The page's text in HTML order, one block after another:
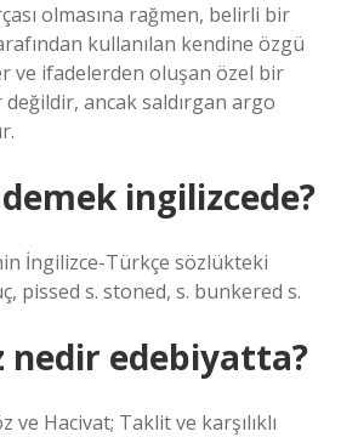
olmasına rağmen, belirli bir
kullanılan kendine özgü
ve ifadelerden oluşan özel bir
ancak saldırgan argo
ingilizcede?
İngilizce-Türkçe sözlükteki
pissed s. stoned, s. bunkered s.
nedir edebiyatta?
ve Hacivat; Taklit ve karşılıklı